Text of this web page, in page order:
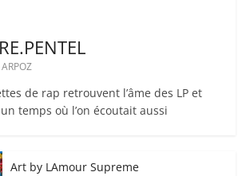
ARPOZ
de rap retrouvent l’âme des LP et
temps où l’on écoutait aussi
Art by LAmour Supreme